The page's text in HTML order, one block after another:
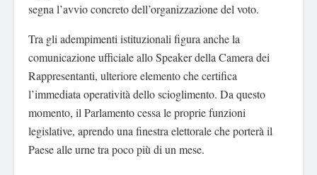
segna l’avvio concreto dell’organizzazione del voto.
Tra gli adempimenti istituzionali figura anche la
comunicazione ufficiale allo Speaker della Camera dei
Rappresentanti, ulteriore elemento che certifica
l’immediata operatività dello scioglimento. Da questo
momento, il Parlamento cessa le proprie funzioni
legislative, aprendo una finestra elettorale che porterà il
Paese alle urne tra poco più di un mese.